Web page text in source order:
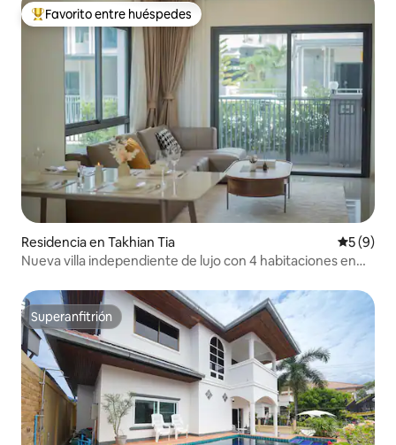
De los mejores en Favorito entre huéspedes
Favorito entre huéspedes
Residencia en Takhian Tia
5 (9)
Nueva villa independiente de lujo con 4 habitaciones en
Superanfitrión
Superanfitrión